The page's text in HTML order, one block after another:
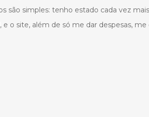
são simples: tenho estado cada vez
e o site, além de só me dar despesas, me